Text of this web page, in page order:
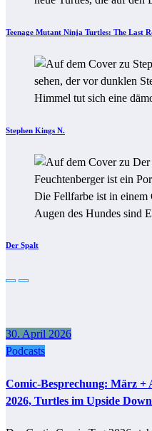
Teenage Mutant Ninja Turtles: The Last
Stephen Kings N.
Der Spalt
30. April 2026
Podcasts
Comic-Besprechung: März +
2026, Turtles im Upside